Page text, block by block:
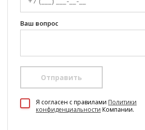
Ваш вопрос
Отправить
Я согласен c правилами Политики
конфиденциальности Компании.